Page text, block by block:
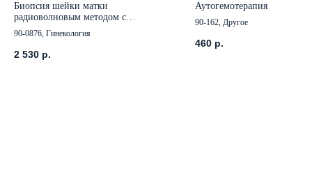
Биопсия шейки матки
радиоволновым методом с
кольпоскопией (с гистологическим
исследованием)
90-0876, Гинекология
2 530 р.
Аутогемотерапия
90-162, Другое
460 р.